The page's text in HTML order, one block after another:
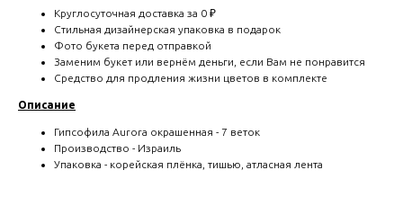
Круглосуточная доставка за 0 ₽
Стильная дизайнерская упаковка в подарок
Фото букета перед отправкой
Заменим букет или вернём деньги, если Вам не понравится
Средство для продления жизни цветов в комплекте
Описание
Гипсофила Aurora окрашенная - 7 веток
Производство - Израиль
Упаковка - корейская плёнка, тишью, атласная лента